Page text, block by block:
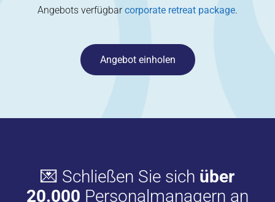
Angebots verfügbarcorporate retreat package.
Angebot einholen
💌 Schließen Sie sich über
20.000 Personalmanagern an